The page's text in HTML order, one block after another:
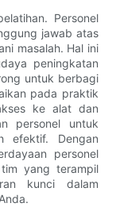
Personel
jawab atas
masalah. Hal ini
peningkatan
untuk berbagi
pada praktik
ke alat dan
personel untuk
efektif. Dengan
personel
yang terampil
kunci dalam